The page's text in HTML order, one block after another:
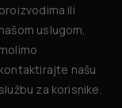
proizvodima ili
našom uslugom,
molimo
kontaktirajte našu
službu za korisnike.